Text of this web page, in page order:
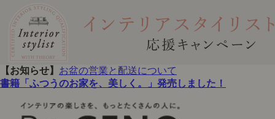
【お知らせ】 お盆の営業と配送について
書籍「ふつうのお家を、美しく。」発売しました！